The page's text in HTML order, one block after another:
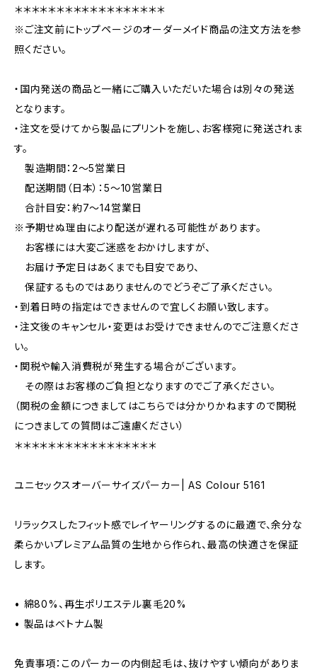
＊＊＊＊＊＊＊＊＊＊＊＊＊＊＊＊＊＊
※ご注文前にトップページのオーダーメイド商品の注文方法を参
照ください。
・国内発送の商品と一緒にご購入いただいた場合は別々の発送
となります。
・注文を受けてから製品にプリントを施し、お客様宛に発送されま
す。
製造期間：2〜5営業日
配送期間（日本）：5〜10営業日
合計目安：約7〜14営業日
※予期せぬ理由により配送が遅れる可能性があります。
お客様には大変ご迷惑をおかけしますが、
お届け予定日はあくまでも目安であり、
保証するものではありませんのでどうぞご了承ください。
・到着日時の指定はできませんので宜しくお願い致します。
・注文後のキャンセル・変更はお受けできませんのでご注意くださ
い。
・関税や輸入消費税が発生する場合がございます。
その際はお客様のご負担となりますのでご了承ください。
（関税の金額につきましてはこちらでは分かりかねますので関税
につきましての質問はご遠慮ください）
＊＊＊＊＊＊＊＊＊＊＊＊＊＊＊＊＊
ユニセックスオーバーサイズパーカー| AS Colour 5161
リラックスしたフィット感でレイヤーリングするのに最適で、余分な
柔らかいプレミアム品質の生地から作られ、最高の快適さを保証
します。
• 綿80%、再生ポリエステル裏毛20%
• 製品はベトナム製
免責事項：このパーカーの内側起毛は、抜けやすい傾向がありま